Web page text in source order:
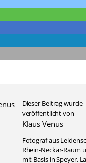
Dieser Beitrag wurde
veröffentlicht von
Klaus Venus
Fotograf aus
Rhein-Neckar-Raum
mit Basis in Speyer.